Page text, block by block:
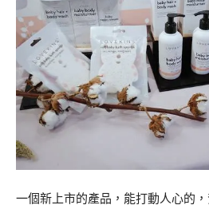
一個新上市的產品，能打動人心的